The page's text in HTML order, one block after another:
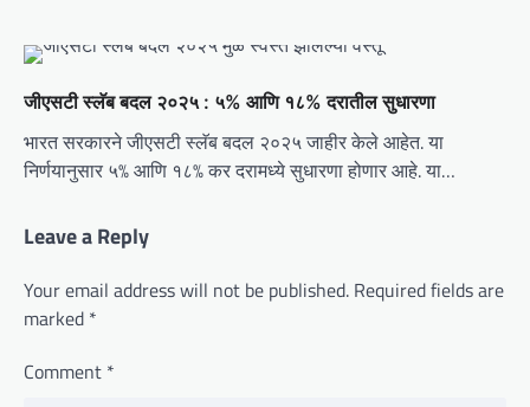
जीएसटी स्लॅब बदल २०२५ : ५% आणि १८% दरातील सुधारणा
भारत सरकारने जीएसटी स्लॅब बदल २०२५ जाहीर केले आहेत. या
निर्णयानुसार ५% आणि १८% कर दरामध्ये सुधारणा होणार आहे. या…
Leave a Reply
Your email address will not be published. Required fields are
marked *
Comment *